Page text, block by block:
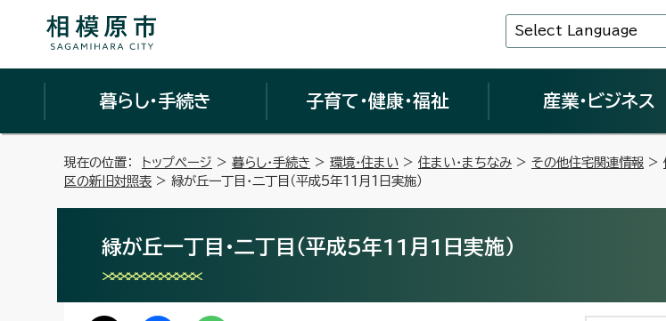
Select Language
暮らし・手続き 子育て・健康・福祉 産業・ビジネス
現在の位置： トップページ > 暮らし・手続き > 環境・住まい > 住まい・まちなみ > その他住宅関連情報 >
区の新旧対照表 > 緑が丘一丁目・二丁目（平成5年11月1日実施）
緑が丘一丁目・二丁目（平成5年11月1日実施）